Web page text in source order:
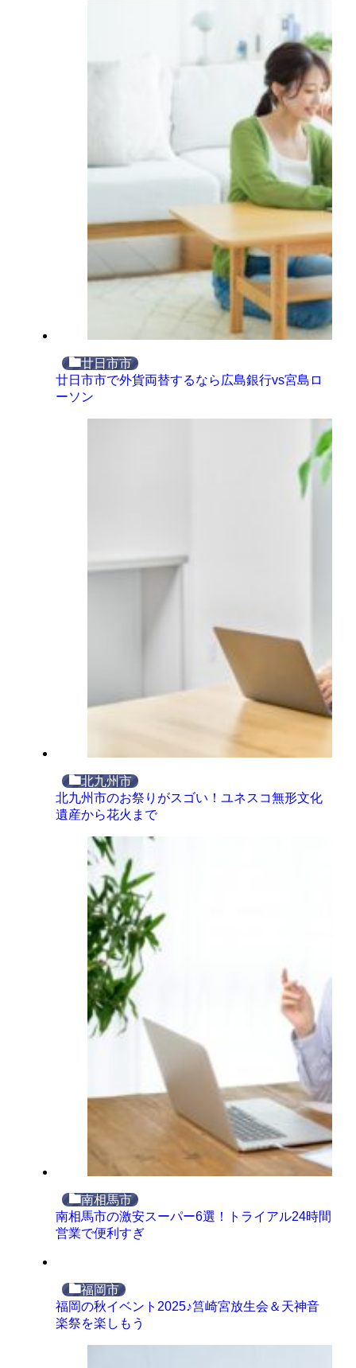
廿日市市
廿日市市で外貨両替するなら広島銀行vs宮島ロ
ーソン
北九州市
北九州市のお祭りがスゴい！ユネスコ無形文化
遺産から花火まで
南相馬市
南相馬市の激安スーパー6選！トライアル24時間
営業で便利すぎ
福岡市
福岡の秋イベント2025♪筥崎宮放生会＆天神音
楽祭を楽しもう